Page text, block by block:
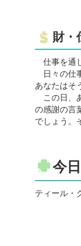
財・
仕事を通
日々の仕
あなたはそ
この日、
の感謝の言
でしょう。
今
ティール・